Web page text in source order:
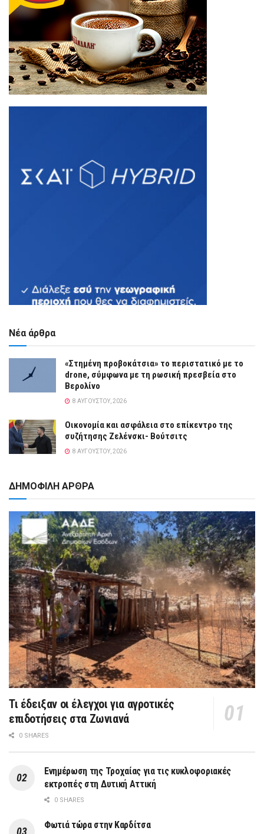
Νέα άρθρα
«Στημένη προβοκάτσια» το περιστατικό με το
drone, σύμφωνα με τη ρωσική πρεσβεία στο
Βερολίνο
8 ΑΥΓΟΎΣΤΟΥ, 2026
Οικονομία και ασφάλεια στο επίκεντρο της
συζήτησης Ζελένσκι- Βούτσιτς
8 ΑΥΓΟΎΣΤΟΥ, 2026
ΔΗΜΟΦΙΛΗ ΑΡΘΡΑ
Τι έδειξαν οι έλεγχοι για αγροτικές
επιδοτήσεις στα Ζωνιανά
0 SHARES
Ενημέρωση της Τροχαίας για τις κυκλοφοριακές
εκτροπές στη Δυτική Αττική
0 SHARES
Φωτιά τώρα στην Καρδίτσα